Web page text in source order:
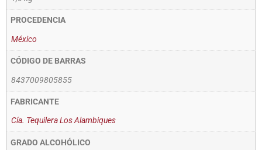
PROCEDENCIA
México
CÓDIGO DE BARRAS
8437009805855
FABRICANTE
Cía. Tequilera Los Alambiques
GRADO ALCOHÓLICO